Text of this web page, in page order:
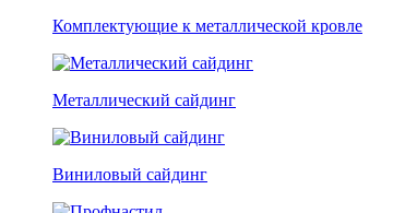
Комплектующие к металлической кровле
Металлический сайдинг
Виниловый сайдинг